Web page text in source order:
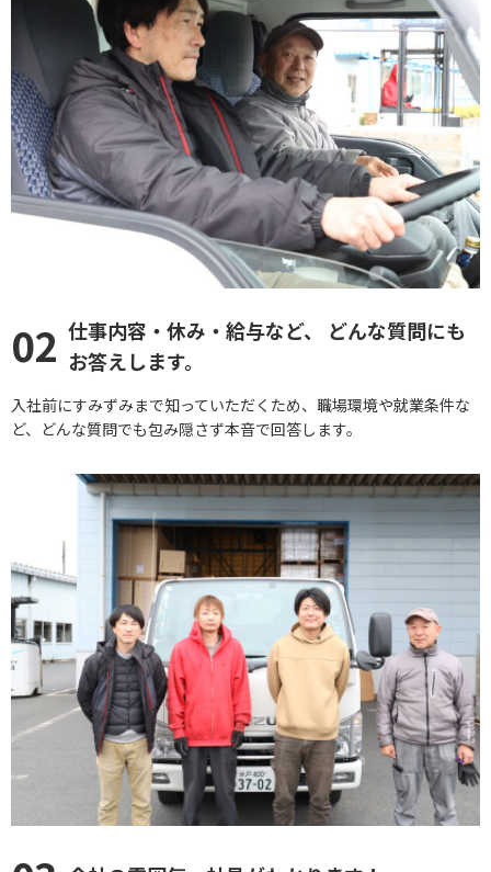
02 仕事内容・休み・給与など、
どんな質問にも
お答えします。
入社前にすみずみまで知っていただくため、職場環境や就業条件な
ど、どんな質問でも包み隠さず本音で回答します。